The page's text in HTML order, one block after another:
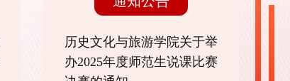
历史文化与旅游学院关于举
办2025年度师范生说课比赛